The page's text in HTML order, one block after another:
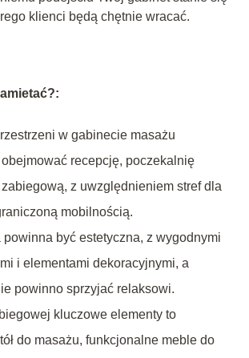
klienci będą chętnie wracać.
w gabinecie masażu
recepcję, poczekalnię
z uwzględnieniem stref dla
mobilnością.
powinna być estetyczna, z wygodnymi
i elementami dekoracyjnymi, a
powinno sprzyjać relaksowi.
kluczowe elementy to
do masażu, funkcjonalne meble do